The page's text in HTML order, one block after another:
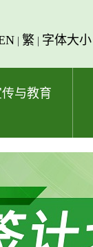
| 繁 | 字体大小
传与教育